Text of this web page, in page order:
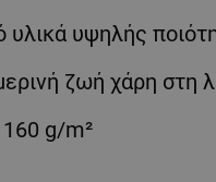
υψηλής
ζωή χάρη στη
g/m²